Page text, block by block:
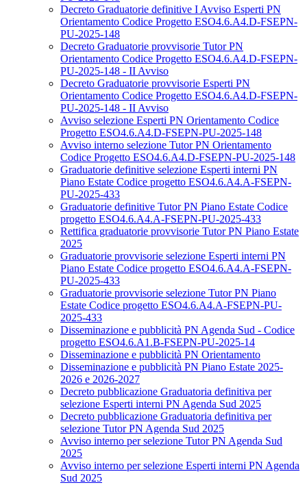
Decreto Graduatorie definitive I Avviso Esperti PN
Orientamento Codice Progetto ESO4.6.A4.D-FSEPN-
PU-2025-148
Decreto Graduatorie provvisorie Tutor PN
Orientamento Codice Progetto ESO4.6.A4.D-FSEPN-
PU-2025-148 - II Avviso
Decreto Graduatorie provvisorie Esperti PN
Orientamento Codice Progetto ESO4.6.A4.D-FSEPN-
PU-2025-148 - II Avviso
Avviso selezione Esperti PN Orientamento Codice
Progetto ESO4.6.A4.D-FSEPN-PU-2025-148
Avviso interno selezione Tutor PN Orientamento
Codice Progetto ESO4.6.A4.D-FSEPN-PU-2025-148
Graduatorie definitive selezione Esperti interni PN
Piano Estate Codice progetto ESO4.6.A4.A-FSEPN-
PU-2025-433
Graduatorie definitive Tutor PN Piano Estate Codice
progetto ESO4.6.A4.A-FSEPN-PU-2025-433
Rettifica graduatorie provvisorie Tutor PN Piano Estate
2025
Graduatorie provvisorie selezione Esperti interni PN
Piano Estate Codice progetto ESO4.6.A4.A-FSEPN-
PU-2025-433
Graduatorie provvisorie selezione Tutor PN Piano
Estate Codice progetto ESO4.6.A4.A-FSEPN-PU-
2025-433
Disseminazione e pubblicità PN Agenda Sud - Codice
progetto ESO4.6.A1.B-FSEPN-PU-2025-14
Disseminazione e pubblicità PN Orientamento
Disseminazione e pubblicità PN Piano Estate 2025-
2026 e 2026-2027
Decreto pubblicazione Graduatoria definitiva per
selezione Esperti interni PN Agenda Sud 2025
Decreto pubblicazione Graduatoria definitiva per
selezione Tutor PN Agenda Sud 2025
Avviso interno per selezione Tutor PN Agenda Sud
2025
Avviso interno per selezione Esperti interni PN Agenda
Sud 2025